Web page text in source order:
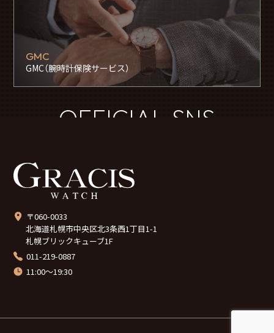
GMC
GMC（腕時計保険サービス）
OFFICIAL SNS
〒060-0033
北海道札幌市中央区北3条西1丁目1-1
札幌ブリックキューブ1F
011-219-0887
11:00～19:30